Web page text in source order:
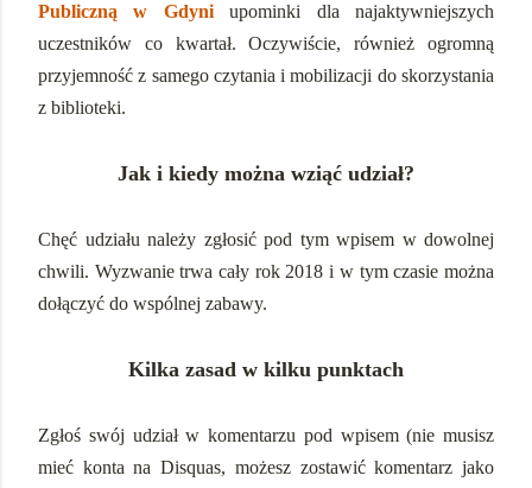
Publiczną w Gdyniupominki dla najaktywniejszych
uczestników co kwartał. Oczywiście, również ogromną
przyjemność z samego czytania i mobilizacji do skorzystania
z biblioteki.
Jak i kiedy można wziąć udział?
Chęć udziału należy zgłosić pod tym wpisem w dowolnej
chwili. Wyzwanie trwa cały rok 2018 i w tym czasie można
dołączyć do wspólnej zabawy.
Kilka zasad w kilku punktach
Zgłoś swój udział w komentarzu pod wpisem (nie musisz
mieć konta na Disquas, możesz zostawić komentarz jako